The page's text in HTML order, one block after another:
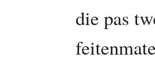
die pas